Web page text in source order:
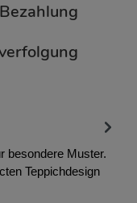
besondere Muster.
Teppichdesign